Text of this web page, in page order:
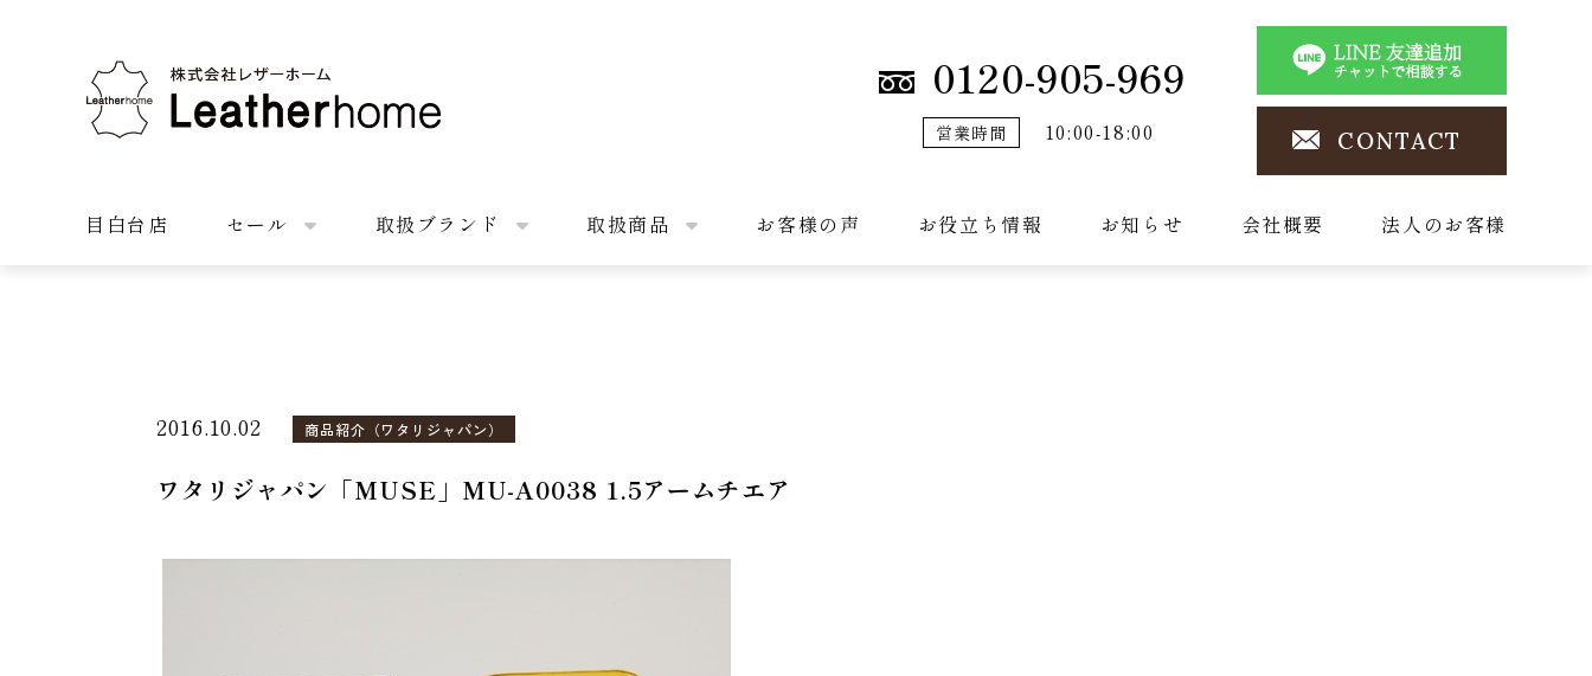
株式会社レザーホーム 0120-905-969
営業時間 10:00-18:00 CONTACT
目白台店 セール 取扱ブランド 取扱商品 お客様の声 お役立ち情報 お知らせ 会社概要 法人のお客様
2016.10.02 商品紹介（ワタリジャパン）
ワタリジャパン「MUSE」MU-A0038 1.5アームチエア